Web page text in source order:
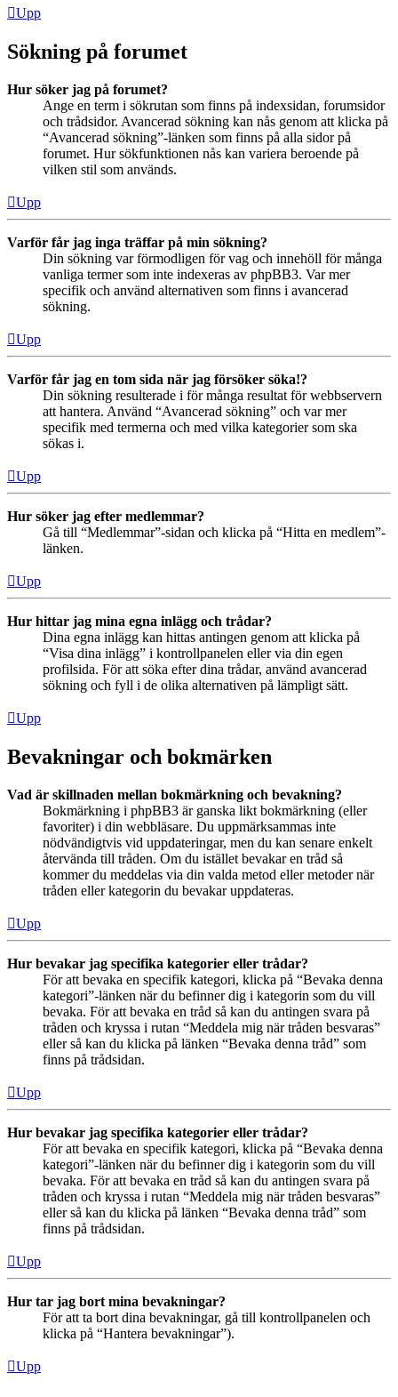
Upp
Sökning på forumet
Hur söker jag på forumet?
Ange en term i sökrutan som finns på indexsidan, forumsidor
och trådsidor. Avancerad sökning kan nås genom att klicka på
“Avancerad sökning”-länken som finns på alla sidor på
forumet. Hur sökfunktionen nås kan variera beroende på
vilken stil som används.
Upp
Varför får jag inga träffar på min sökning?
Din sökning var förmodligen för vag och innehöll för många
vanliga termer som inte indexeras av phpBB3. Var mer
specifik och använd alternativen som finns i avancerad
sökning.
Upp
Varför får jag en tom sida när jag försöker söka!?
Din sökning resulterade i för många resultat för webbservern
att hantera. Använd “Avancerad sökning” och var mer
specifik med termerna och med vilka kategorier som ska
sökas i.
Upp
Hur söker jag efter medlemmar?
Gå till “Medlemmar”-sidan och klicka på “Hitta en medlem”-
länken.
Upp
Hur hittar jag mina egna inlägg och trådar?
Dina egna inlägg kan hittas antingen genom att klicka på
“Visa dina inlägg” i kontrollpanelen eller via din egen
profilsida. För att söka efter dina trådar, använd avancerad
sökning och fyll i de olika alternativen på lämpligt sätt.
Upp
Bevakningar och bokmärken
Vad är skillnaden mellan bokmärkning och bevakning?
Bokmärkning i phpBB3 är ganska likt bokmärkning (eller
favoriter) i din webbläsare. Du uppmärksammas inte
nödvändigtvis vid uppdateringar, men du kan senare enkelt
återvända till tråden. Om du istället bevakar en tråd så
kommer du meddelas via din valda metod eller metoder när
tråden eller kategorin du bevakar uppdateras.
Upp
Hur bevakar jag specifika kategorier eller trådar?
För att bevaka en specifik kategori, klicka på “Bevaka denna
kategori”-länken när du befinner dig i kategorin som du vill
bevaka. För att bevaka en tråd så kan du antingen svara på
tråden och kryssa i rutan “Meddela mig när tråden besvaras”
eller så kan du klicka på länken “Bevaka denna tråd” som
finns på trådsidan.
Upp
Hur bevakar jag specifika kategorier eller trådar?
För att bevaka en specifik kategori, klicka på “Bevaka denna
kategori”-länken när du befinner dig i kategorin som du vill
bevaka. För att bevaka en tråd så kan du antingen svara på
tråden och kryssa i rutan “Meddela mig när tråden besvaras”
eller så kan du klicka på länken “Bevaka denna tråd” som
finns på trådsidan.
Upp
Hur tar jag bort mina bevakningar?
För att ta bort dina bevakningar, gå till kontrollpanelen och
klicka på “Hantera bevakningar”).
Upp